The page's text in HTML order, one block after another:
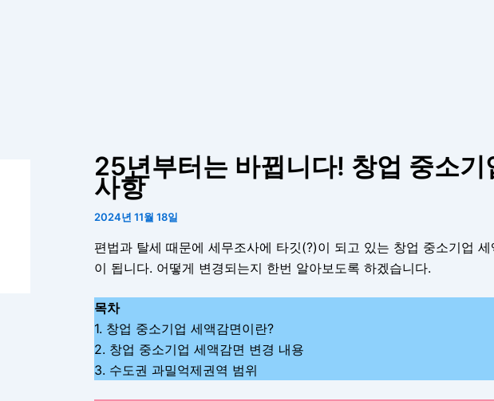
25년부터는 바뀝니다! 창업 중소기
사항
2024년 11월 18일
편법과 탈세 때문에 세무조사에 타깃(?)이 되고 있는 창업 중소기업
이 됩니다. 어떻게 변경되는지 한번 알아보도록 하겠습니다.
목차
1. 창업 중소기업 세액감면이란?
2. 창업 중소기업 세액감면 변경 내용
3. 수도권 과밀억제권역 범위